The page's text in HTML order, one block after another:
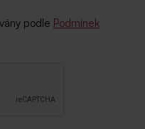
podle Podmínek